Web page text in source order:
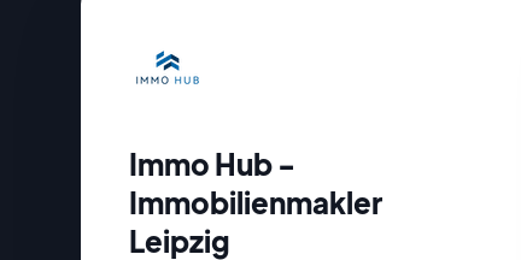
Immo Hub -
Immobilienmakler
Leipzig